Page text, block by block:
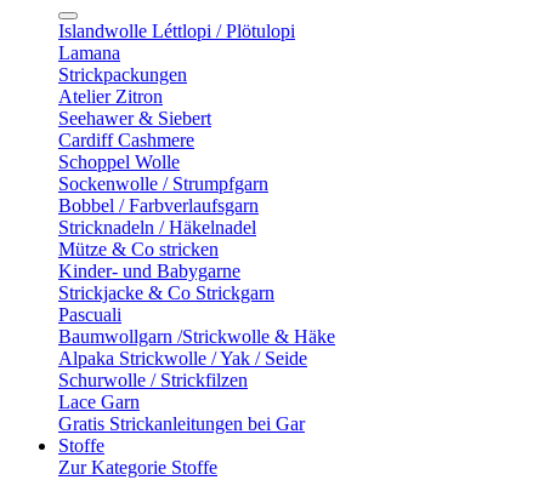
Islandwolle Léttlopi / Plötulopi
Lamana
Strickpackungen
Atelier Zitron
Seehawer & Siebert
Cardiff Cashmere
Schoppel Wolle
Sockenwolle / Strumpfgarn
Bobbel / Farbverlaufsgarn
Stricknadeln / Häkelnadel
Mütze & Co stricken
Kinder- und Babygarne
Strickjacke & Co Strickgarn
Pascuali
Baumwollgarn /Strickwolle & Häke
Alpaka Strickwolle / Yak / Seide
Schurwolle / Strickfilzen
Lace Garn
Gratis Strickanleitungen bei Gar
Stoffe
Zur Kategorie Stoffe